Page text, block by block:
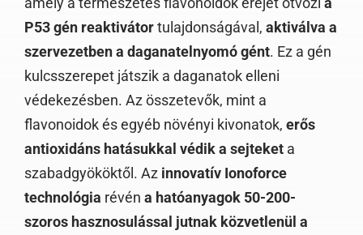
P53 gén reaktivátortulajdonságával, aktiválva a
szervezetben a daganatelnyomó gént. Ez a gén
kulcsszerepet játszik a daganatok elleni
védekezésben. Az összetevők, mint a
flavonoidok és egyéb növényi kivonatok, erős
antioxidáns hatásukkal védik a sejteket a
szabadgyököktől. Az innovatív Ionoforce
technológia révén a hatóanyagok 50-200-
szoros hasznosulással jutnak közvetlenül a